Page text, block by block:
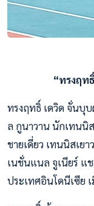
“ทรงฤท
ทรงฤทธิ์ เดวิด จั่นบุ
ล กูนาวาน นักเทนนิ
ชายเดี่ยว เทนนิสเย
เนชั่นแนล จูเนียร์ แ
ประเทศอินโดนีเซีย